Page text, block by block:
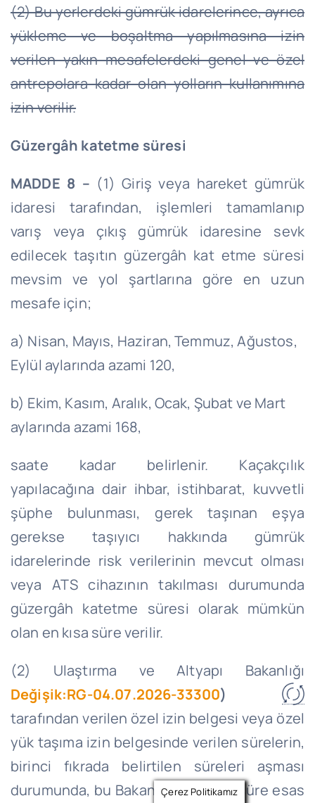
(2) Bu yerlerdeki gümrük idarelerince, ayrıca
yükleme ve boşaltma yapılmasına izin
verilen yakın mesafelerdeki genel ve özel
antrepolara kadar olan yolların kullanımına
izin verilir.
Güzergâh katetme süresi
MADDE 8 – (1) Giriş veya hareket gümrük
idaresi tarafından, işlemleri tamamlanıp
varış veya çıkış gümrük idaresine sevk
edilecek taşıtın güzergâh kat etme süresi
mevsim ve yol şartlarına göre en uzun
mesafe için;
a) Nisan, Mayıs, Haziran, Temmuz, Ağustos,
Eylül aylarında azami 120,
b) Ekim, Kasım, Aralık, Ocak, Şubat ve Mart
aylarında azami 168,
saate kadar belirlenir. Kaçakçılık
yapılacağına dair ihbar, istihbarat, kuvvetli
şüphe bulunması, gerek taşınan eşya
gerekse taşıyıcı hakkında gümrük
idarelerinde risk verilerinin mevcut olması
veya ATS cihazının takılması durumunda
güzergâh katetme süresi olarak mümkün
olan en kısa süre verilir.
(2) Ulaştırma ve Altyapı Bakanlığı
Değişik:RG-04.07.2026-33300)
tarafından verilen özel izin belgesi veya özel
yük taşıma izin belgesinde verilen sürelerin,
birinci fıkrada belirtilen süreleri aşması
durumunda, bu Bakanlıkça verilen süre esas
Çerez Politikamız